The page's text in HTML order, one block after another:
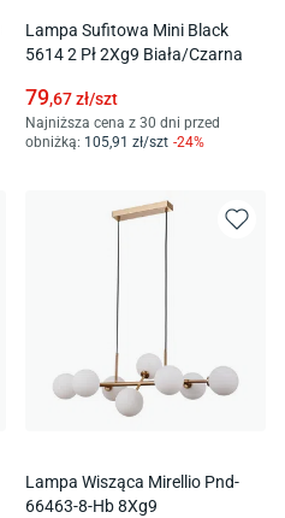
Lampa Sufitowa Mini Black
5614 2 Pł 2Xg9 Biała/Czarna
79,67zł/szt
Najniższa cena z 30 dni przed
obniżką: 105,91 zł/szt -24%
Lampa Wisząca Mirellio Pnd-
66463-8-Hb 8Xg9